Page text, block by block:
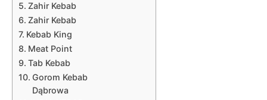
Zahir Kebab
Zahir Kebab
Kebab King
Meat Point
Tab Kebab
Gorom Kebab
Dąbrowa